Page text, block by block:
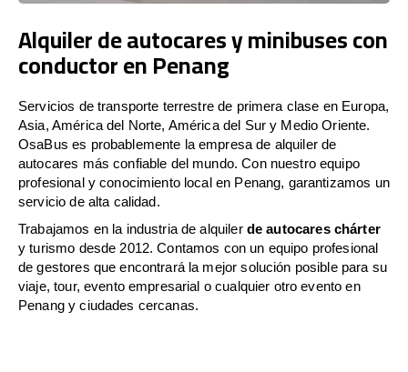
Alquiler de autocares y minibuses con
conductor en Penang
Servicios de transporte terrestre de primera clase en Europa,
Asia, América del Norte, América del Sur y Medio Oriente.
OsaBus es probablemente la empresa de alquiler de
autocares más confiable del mundo. Con nuestro equipo
profesional y conocimiento local en Penang, garantizamos un
servicio de alta calidad.
Trabajamos en la industria de alquiler de autocares chárter
y turismo desde 2012. Contamos con un equipo profesional
de gestores que encontrará la mejor solución posible para su
viaje, tour, evento empresarial o cualquier otro evento en
Penang y ciudades cercanas.